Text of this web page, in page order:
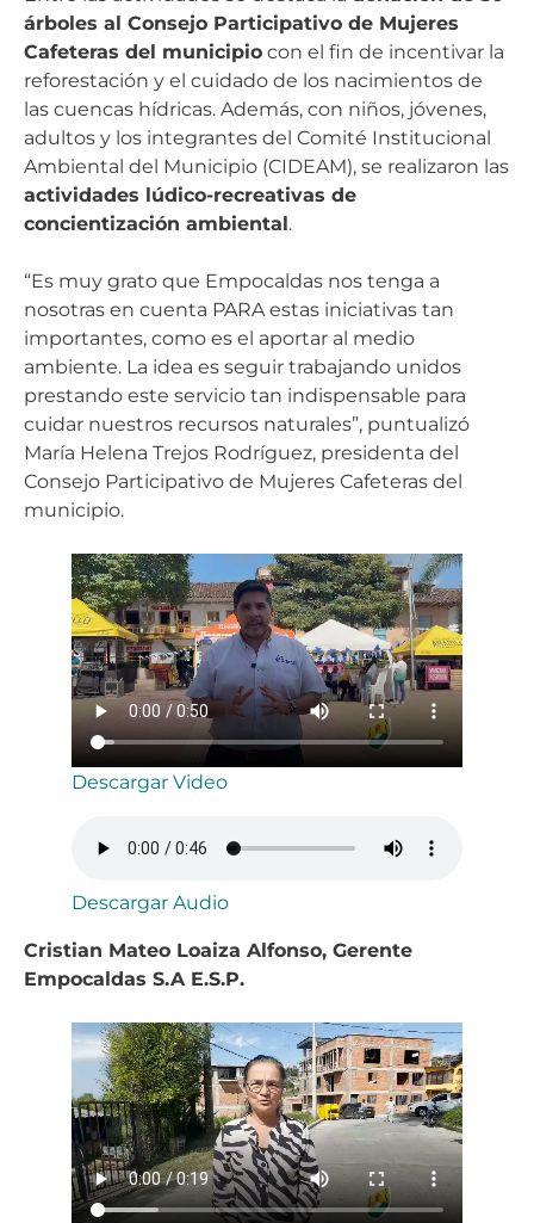
árboles al Consejo Participativo de Mujeres
Cafeteras del municipio con el fin de incentivar la
reforestación y el cuidado de los nacimientos de
las cuencas hídricas. Además, con niños, jóvenes,
adultos y los integrantes del Comité Institucional
Ambiental del Municipio (CIDEAM), se realizaron las
actividades lúdico-recreativas de
concientización ambiental.
“Es muy grato que Empocaldas nos tenga a
nosotras en cuenta PARA estas iniciativas tan
importantes, como es el aportar al medio
ambiente. La idea es seguir trabajando unidos
prestando este servicio tan indispensable para
cuidar nuestros recursos naturales”, puntualizó
María Helena Trejos Rodríguez, presidenta del
Consejo Participativo de Mujeres Cafeteras del
municipio.
Descargar Video
Descargar Audio
Cristian Mateo Loaiza Alfonso, Gerente
Empocaldas S.A E.S.P.